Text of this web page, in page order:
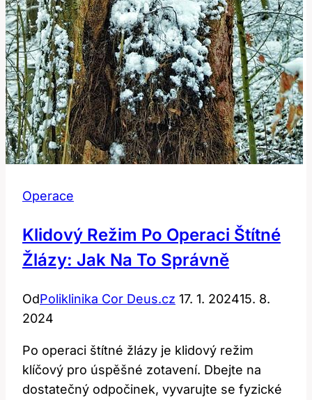
Operace
Klidový Režim Po Operaci Štítné
Žlázy: Jak Na To Správně
OdPoliklinika Cor Deus.cz 17. 1. 202415. 8.
2024
Po operaci štítné žlázy je klidový režim
klíčový pro úspěšné zotavení. Dbejte na
dostatečný odpočinek, vyvarujte se fyzické